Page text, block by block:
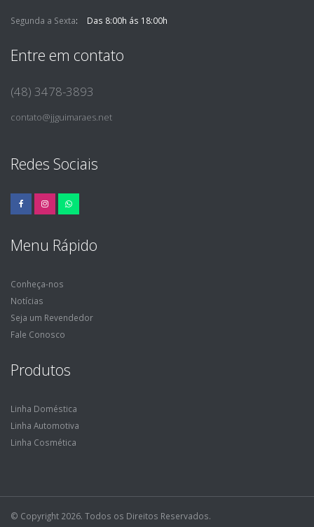
Segunda a Sexta Das 8:00h ás 18:00h
Entre em contato
(48) 3478-3893
contato@jjguimaraes.net
Redes Sociais
Menu Rápido
Conheça-nos
Notícias
Seja um Revendedor
Fale Conosco
Produtos
Linha Doméstica
Linha Automotiva
Linha Cosmética
© Copyright 2026. Todos os Direitos Reservados.